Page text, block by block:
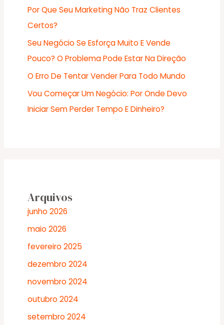
Por Que Seu Marketing Não Traz Clientes
Certos?
Seu Negócio Se Esforça Muito E Vende
Pouco? O Problema Pode Estar Na Direção
O Erro De Tentar Vender Para Todo Mundo
Vou Começar Um Negócio: Por Onde Devo
Iniciar Sem Perder Tempo E Dinheiro?
Arquivos
junho 2026
maio 2026
fevereiro 2025
dezembro 2024
novembro 2024
outubro 2024
setembro 2024